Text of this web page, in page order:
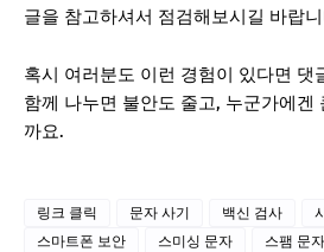
글을 참고하셔서 점검해보시길 바랍
혹시 여러분도 이런 경험이 있다면 댓
함께 나누면 불안도 줄고, 누군가에겐
까요.
링크 클릭 문자 사기 백신 검사
스마트폰 보안
스미싱 문자 스팸 문